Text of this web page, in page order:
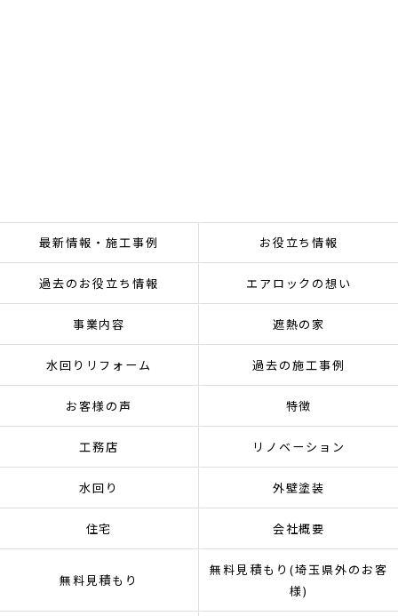
最新情報・施工事例 お役立ち情報
過去のお役立ち情報 エアロックの想い
事業内容 遮熱の家
水回りリフォーム 過去の施工事例
お客様の声 特徴
工務店 リノベーション
水回り 外壁塗装
住宅 会社概要
無料見積もり
無料見積もり(埼玉県外のお客
様)